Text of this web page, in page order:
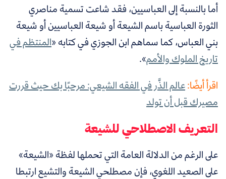
أما بالنسبة إلى العباسيين، فقد شاعت تسمية مناصري
الثورة العباسية باسم الشيعة أو شيعة العباسيين أو شيعة
بني العباس، كما سماهم ابن الجوزي في كتابه «المنتظم في
تاريخ الملوك والأمم».
اقرأ أيضًا:عالم الذَّر في الفقه الشيعي: مرحبًا بك حيث قررت
مصيرك قبل أن تولد
التعريف الاصطلاحي للشيعة
على الرغم من الدلالة العامة التي تحملها لفظة «الشيعة»
على الصعيد اللغوي، فإن مصطلحي الشيعة والتشيع ارتبطا